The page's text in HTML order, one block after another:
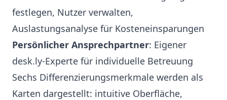
festlegen, Nutzer verwalten,
Auslastungsanalyse für Kosteneinsparungen
Persönlicher Ansprechpartner: Eigener
desk.ly-Experte für individuelle Betreuung
Sechs Differenzierungsmerkmale werden als
Karten dargestellt: intuitive Oberfläche,